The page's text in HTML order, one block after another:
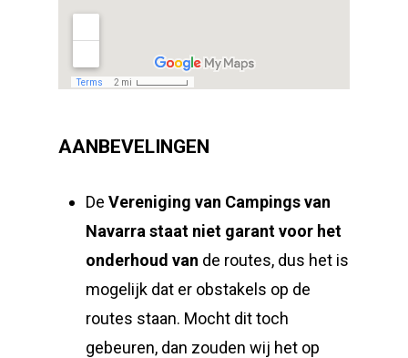
AANBEVELINGEN
De Vereniging van Campings van
Navarra staat niet garant voor het
onderhoud van de routes, dus het is
mogelijk dat er obstakels op de
routes staan. Mocht dit toch
gebeuren, dan zouden wij het op